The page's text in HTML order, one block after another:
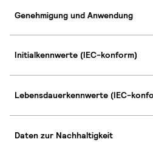
Genehmigung und Anwendung
Initialkennwerte (IEC-konform)
Lebensdauerkennwerte (IEC-
Daten zur Nachhaltigkeit